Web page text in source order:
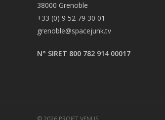
38000 Grenoble
+33 (0) 9 52 79 30 01
grenoble@spacejunk.tv
N° SIRET 800 782 914 00017